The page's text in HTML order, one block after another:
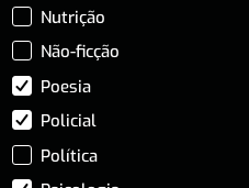
Nutrição
Não-ficção
Poesia
Policial
Política